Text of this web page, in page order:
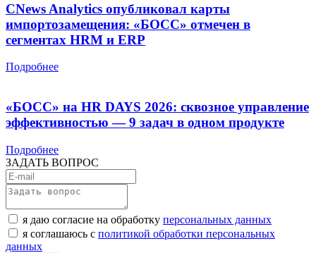
CNews Analytics опубликовал карты
импортозамещения: «БОСС» отмечен в
сегментах HRM и ERP
Подробнее
«БОСС» на HR DAYS 2026: сквозное управление
эффективностью — 9 задач в одном продукте
Подробнее
ЗАДАТЬ ВОПРОС
я даю согласие на обработку персональных данных
я соглашаюсь с политикой обработки персональных
данных